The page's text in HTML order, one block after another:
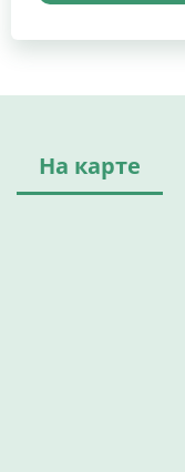
На карте